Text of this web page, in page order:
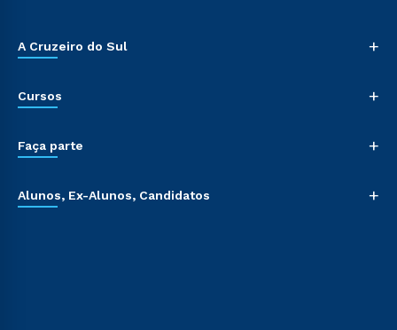
A Cruzeiro do Sul +
Cursos +
Faça parte +
Alunos, Ex-Alunos, Candidatos +